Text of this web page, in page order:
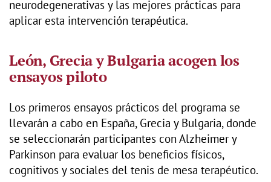
neurodegenerativas y las mejores prácticas para
aplicar esta intervención terapéutica.
León, Grecia y Bulgaria acogen los
ensayos piloto
Los primeros ensayos prácticos del programa se
llevarán a cabo en España, Grecia y Bulgaria, donde
se seleccionarán participantes con Alzheimer y
Parkinson para evaluar los beneficios físicos,
cognitivos y sociales del tenis de mesa terapéutico.